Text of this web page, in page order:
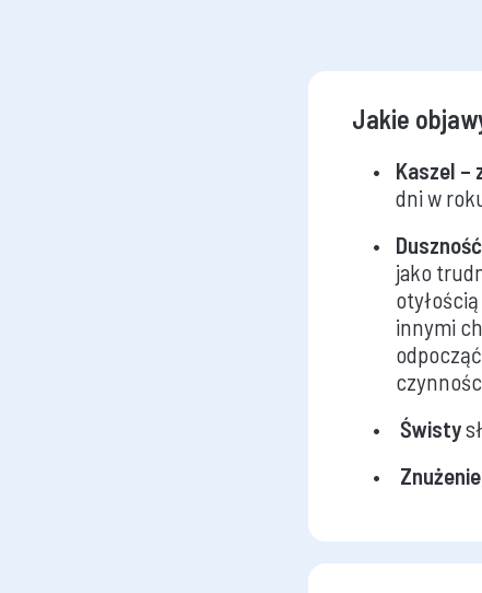
Jakie
Kaszel –
dni w
Duszność
jako
innymi
Świsty